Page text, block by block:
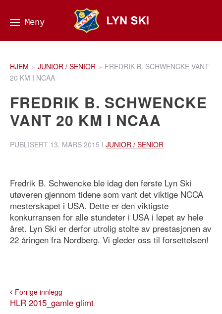
HJEM » JUNIOR / SENIOR » FREDRIK B. SCHWENCKE VANT
20 KM I NCAA
FREDRIK B. SCHWENCKE
VANT 20 KM I NCAA
PUBLISERT 13. MARS 2015 I JUNIOR / SENIOR
Fredrik B. Schwencke ble idag den første Lyn Ski
utøveren gjennom tidene som vant det viktige NCCA
mesterskapet i USA. Dette er den viktigste
konkurransen for alle stundeter i USA i løpet av hele
året. Lyn Ski er derfor utrolig stolte av prestasjonen av
22 åringen fra Nordberg. Vi gleder oss til forsettelsen!
Forrige innlegg
HLR 2015_gamle glimt